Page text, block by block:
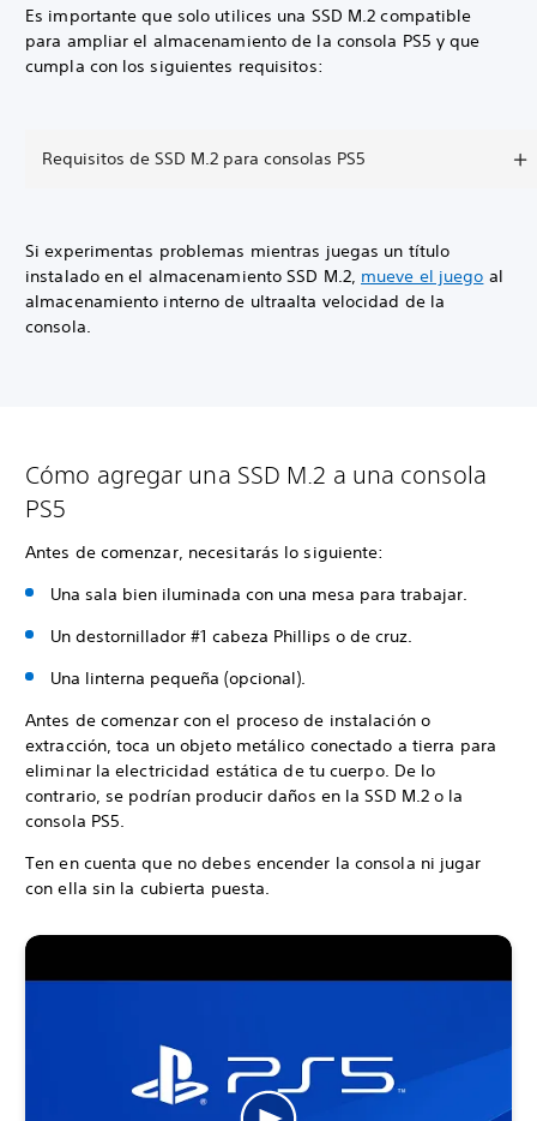
Es importante que solo utilices una SSD M.2 compatible
para ampliar el almacenamiento de la consola PS5 y que
cumpla con los siguientes requisitos:
Requisitos de SSD M.2 para consolas PS5
Si experimentas problemas mientras juegas un título
instalado en el almacenamiento SSD M.2, mueve el juego al
almacenamiento interno de ultraalta velocidad de la
consola.
Cómo agregar una SSD M.2 a una consola
PS5
Antes de comenzar, necesitarás lo siguiente:
Una sala bien iluminada con una mesa para trabajar.
Un destornillador #1 cabeza Phillips o de cruz.
Una linterna pequeña (opcional).
Antes de comenzar con el proceso de instalación o
extracción, toca un objeto metálico conectado a tierra para
eliminar la electricidad estática de tu cuerpo. De lo
contrario, se podrían producir daños en la SSD M.2 o la
consola PS5.
Ten en cuenta que no debes encender la consola ni jugar
con ella sin la cubierta puesta.